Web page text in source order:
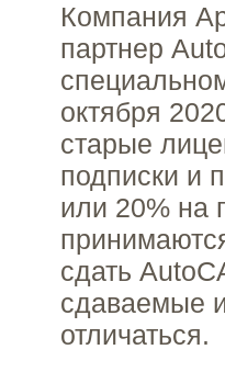
Компания
партнер
октября
старые
подписки и
или 20% на
сдать
сдаваемые
отличаться.